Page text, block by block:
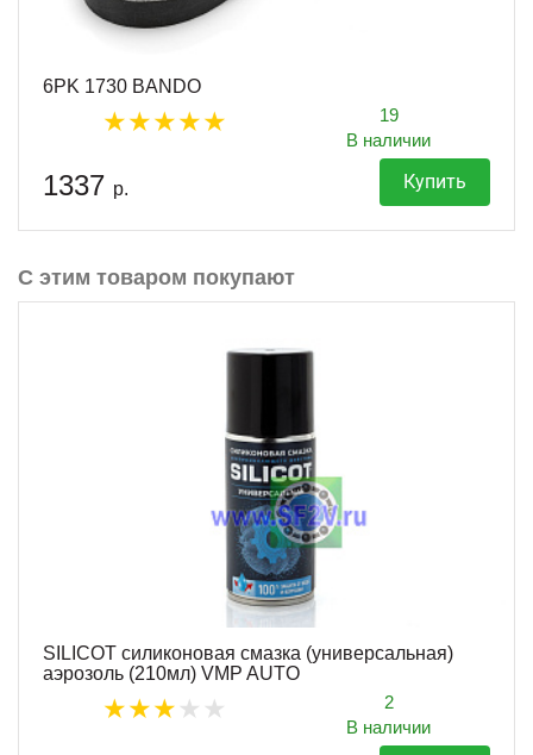
6PK 1730 BANDO
19
В наличии
1337 р. Купить
С этим товаром покупают
SILICOT силиконовая смазка (универсальная)
аэрозоль (210мл) VMP AUTO
2
В наличии